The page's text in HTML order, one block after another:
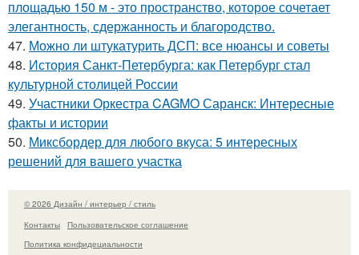
площадью 150 м - это пространство, которое сочетает
элегантность, сдержанность и благородство.
47. Можно ли штукатурить ДСП: все нюансы и советы
48. История Санкт-Петербурга: как Петербург стал
культурной столицей России
49. Участники Оркестра CAGMO Саранск: Интересные
факты и истории
50. Миксбордер для любого вкуса: 5 интересных
решений для вашего участка
© 2026 Дизайн / интерьер / стиль
Контакты
Пользовательское соглашение
Политика конфидециальности